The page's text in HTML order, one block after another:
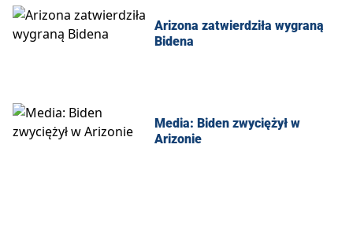
Arizona zatwierdziła wygraną
Bidena
Media: Biden zwyciężył w
Arizonie